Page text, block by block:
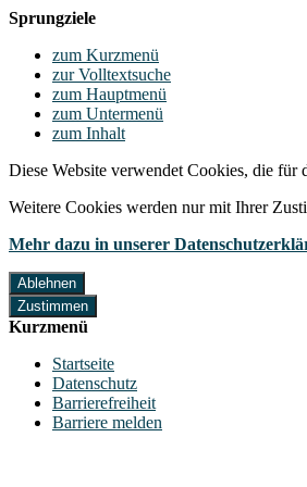
Sprungziele
zum Kurzmenü
zur Volltextsuche
zum Hauptmenü
zum Untermenü
zum Inhalt
Diese Website verwendet Cookies, die für
Weitere Cookies werden nur mit Ihrer
Mehr dazu in unserer
Ablehnen
Zustimmen
Kurzmenü
Startseite
Datenschutz
Barrierefreiheit
Barriere melden